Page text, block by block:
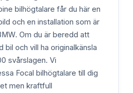
bilhögtalare får du här en
och en installation som är
Om du är beredd att
bil och vill ha originalkänsla
svårslagen. Vi
Focal bilhögtalare till dig
men kraftfull